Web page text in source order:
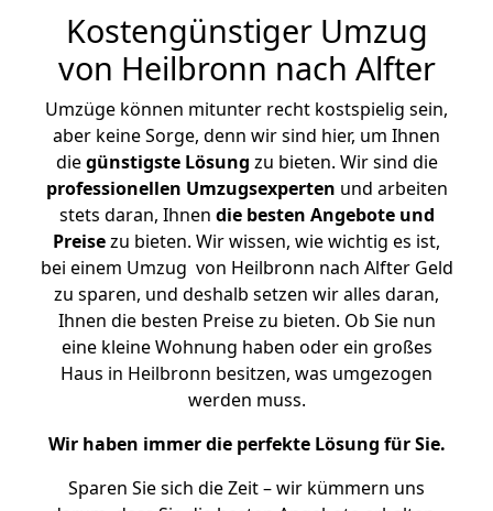
Kostengünstiger Umzug
von Heilbronn nach Alfter
Umzüge können mitunter recht kostspielig sein,
aber keine Sorge, denn wir sind hier, um Ihnen
diegünstigste Lösung zu bieten. Wir sind die
professionellen Umzugsexperten und arbeiten
stets daran, Ihnen die besten Angebote und
Preisezu bieten. Wir wissen, wie wichtig es ist,
bei einem Umzug von Heilbronn nach Alfter Geld
zu sparen, und deshalb setzen wir alles daran,
Ihnen die besten Preise zu bieten. Ob Sie nun
eine kleine Wohnung haben oder ein großes
Haus in Heilbronn besitzen, was umgezogen
werden muss.
Wir haben immer die perfekte Lösung für Sie.
Sparen Sie sich die Zeit – wir kümmern uns